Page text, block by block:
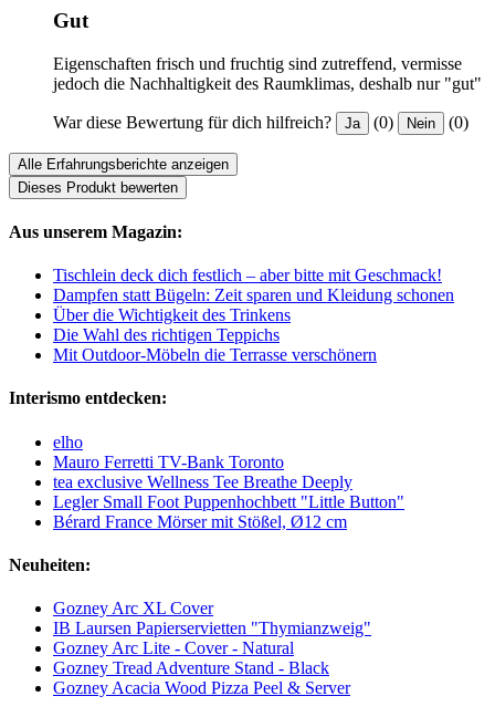
Gut
Eigenschaften frisch und fruchtig sind zutreffend, vermisse
jedoch die Nachhaltigkeit des Raumklimas, deshalb nur "gut"
War diese Bewertung für dich hilfreich? Ja (0) Nein (0)
Alle Erfahrungsberichte anzeigen
Dieses Produkt bewerten
Aus unserem Magazin:
Tischlein deck dich festlich – aber bitte mit Geschmack!
Dampfen statt Bügeln: Zeit sparen und Kleidung schonen
Über die Wichtigkeit des Trinkens
Die Wahl des richtigen Teppichs
Mit Outdoor-Möbeln die Terrasse verschönern
Interismo entdecken:
elho
Mauro Ferretti TV-Bank Toronto
tea exclusive Wellness Tee Breathe Deeply
Legler Small Foot Puppenhochbett "Little Button"
Bérard France Mörser mit Stößel, Ø12 cm
Neuheiten:
Gozney Arc XL Cover
IB Laursen Papierservietten "Thymianzweig"
Gozney Arc Lite - Cover - Natural
Gozney Tread Adventure Stand - Black
Gozney Acacia Wood Pizza Peel & Server